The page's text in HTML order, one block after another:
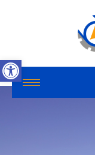
Abrir a barra de ferramentas